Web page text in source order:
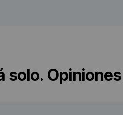
solo.